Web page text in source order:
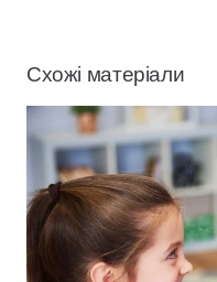
Схожі матеріали